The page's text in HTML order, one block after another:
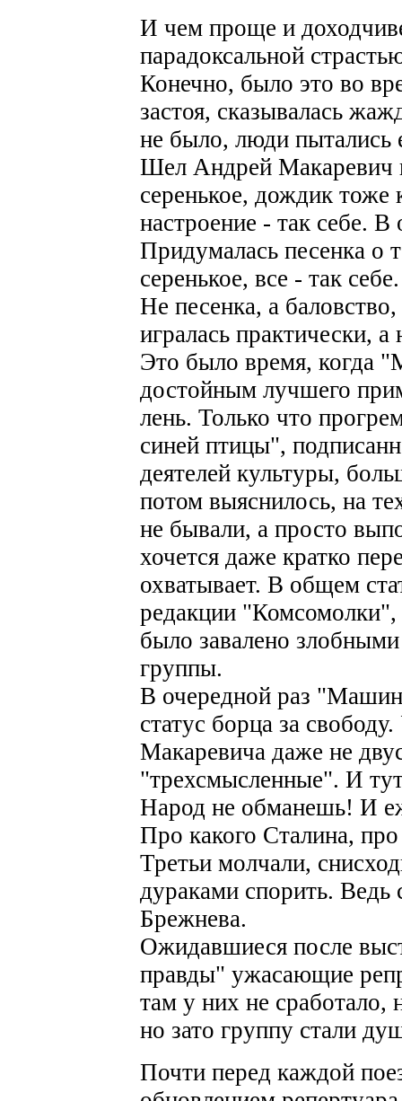
И чем проще и
парадоксальной
Конечно, было это во
застоя, сказывалась
не было, люди пытались
Шел Андрей Макаревич
серенькое, дождик тоже
настроение - так себе.
Придумалась песенка о
серенькое, все - так себе.
Не песенка, а
игралась практически,
Это было время, когда
достойным лучшего
лень. Только что
синей птицы",
деятелей культуры,
потом выяснилось, на
не бывали, а просто
хочется даже кратко
охватывает. В общем
редакции "Комсомолки",
было завалено
группы.
В очередной раз
статус борца за
Макаревича даже не
"трехсмысленные". И
Народ не обманешь! И
Про какого Сталина,
Третьи молчали,
дураками спорить.
Брежнева.
Ожидавшиеся после
правды" ужасающие
там у них не сработало,
но зато группу стали
Почти перед каждой